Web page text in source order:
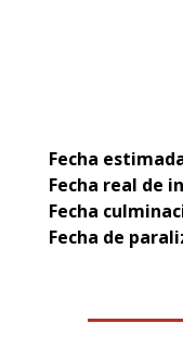
Fecha
Fecha real de
Fecha
Fecha de